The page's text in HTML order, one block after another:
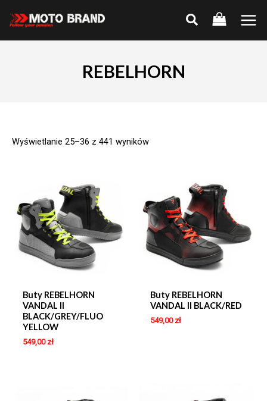
Main
REBELHORN
Wyświetlanie 25–36 z 441 wyników
Buty REBELHORN
VANDAL II
BLACK/GREY/FLUO
YELLOW
549,00 zł
Buty REBELHORN
VANDAL II BLACK/RED
549,00 zł